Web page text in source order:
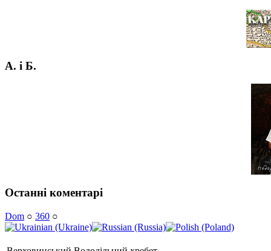
А. і Б.
Останні коментарі
Dom ○ 360 ○